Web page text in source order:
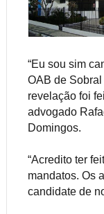
“Eu sou sim
OAB de Sobral
revelação foi
advogado
Domingos.
“Acredito ter
mandatos. Os
candidate de